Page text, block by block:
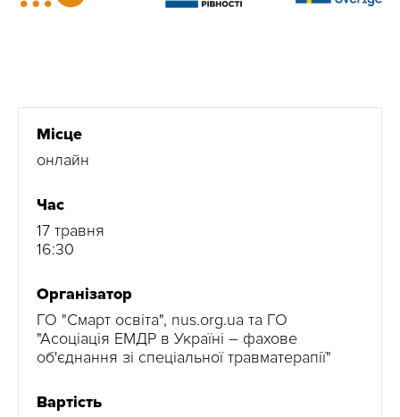
Місце
онлайн
Час
17 травня
16:30
Організатор
ГО "Смарт освіта", nus.org.ua та ГО
"Асоціація ЕМДР в Україні – фахове
об'єднання зі спеціальної травматерапії"
Вартість